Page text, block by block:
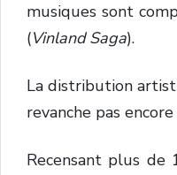
musiques sont
(Vinland Saga).
La distribution
revanche pas
Recensant plus de